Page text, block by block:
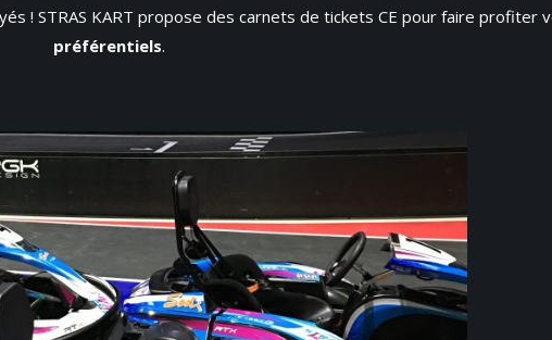
! STRAS KART propose des carnets de tickets CE pour faire profiter
préférentiels.